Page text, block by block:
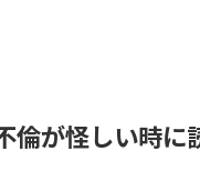
倫が怪しい時に